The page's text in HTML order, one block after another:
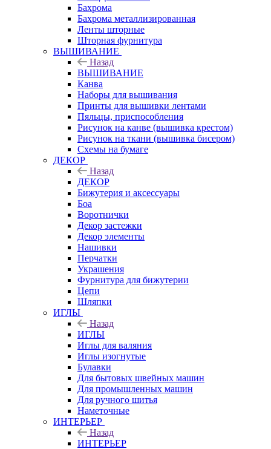
Бахрома
Бахрома металлизированная
Ленты шторные
Шторная фурнитура
ВЫШИВАНИЕ
Назад
ВЫШИВАНИЕ
Канва
Наборы для вышивания
Принты для вышивки лентами
Пяльцы, приспособления
Рисунок на канве (вышивка крестом)
Рисунок на ткани (вышивка бисером)
Схемы на бумаге
ДЕКОР
Назад
ДЕКОР
Бижутерия и аксессуары
Боа
Воротнички
Декор застежки
Декор элементы
Нашивки
Перчатки
Украшения
Фурнитура для бижутерии
Цепи
Шляпки
ИГЛЫ
Назад
ИГЛЫ
Иглы для валяния
Иглы изогнутые
Булавки
Для бытовых швейных машин
Для промышленных машин
Для ручного шитья
Наметочные
ИНТЕРЬЕР
Назад
ИНТЕРЬЕР